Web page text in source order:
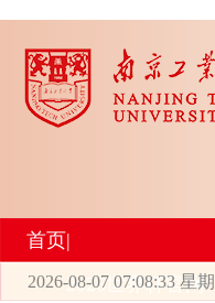
首页|
2026世界杯官网
2026-08-07 07:08:33 星